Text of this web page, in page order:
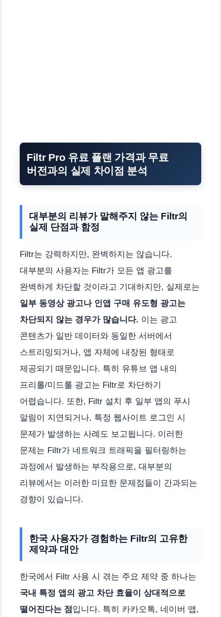
Filtr Pro 유료 플랜 가격과 무료
버전과의 실제 차이점 분석
대부분의 리뷰가 말해주지 않는 Filtr의
실제 단점과 함정
Filtr는 강력하지만, 완벽하지는 않습니다.
대부분의 사용자는 Filtr가 모든 앱 광고를
완벽하게 차단할 것이라고 기대하지만, 실제로는
일부 동영상 광고나 인앱 구매 유도형 광고는
차단되지 않는 경우가 많습니다. 이는 광고
콘텐츠가 일반 데이터와 동일한 서버에서
스트리밍되거나, 앱 자체에 내장된 형태로
제공되기 때문입니다. 특히 유튜브 앱 내의
프리롤/미드롤 광고는 Filtr로 차단하기
어렵습니다. 또한, Filtr 설치 후 일부 앱의 푸시
알림이 지연되거나, 특정 웹사이트 로그인 시
문제가 발생하는 사례도 보고됩니다. 이러한
문제는 Filtr가 네트워크 트래픽을 필터링하는
과정에서 발생하는 부작용으로, 대부분의
리뷰에서는 이러한 미묘한 문제점들이 간과되는
경향이 있습니다.
한국 사용자가 경험하는 Filtr의 고유한
제약과 대안
한국에서 Filtr 사용 시 겪는 주요 제약 중 하나는
국내 특정 앱의 광고 차단 효율이 상대적으로
떨어진다는 점 입니다. 특히 카카오톡, 네이버 앱,